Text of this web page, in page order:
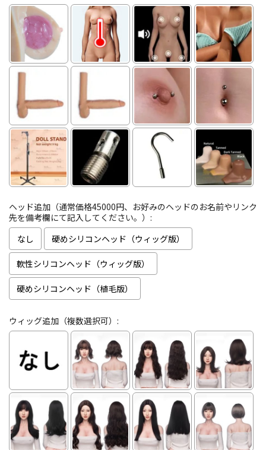
ヘッド追加（通常価格45000円、お好みのヘッドのお名前やリンク
先を備考欄にて記入してください。）:
なし
硬めシリコンヘッド（ウィッグ版）
軟性シリコンヘッド（ウィッグ版）
硬めシリコンヘッド（植毛版）
ウィッグ追加（複数選択可）: